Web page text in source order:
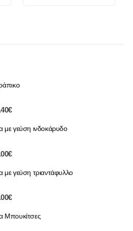
€
με γεύση ινδοκάρυδο
€
με γεύση τριαντάφυλλο
€
Μπουκίτσες